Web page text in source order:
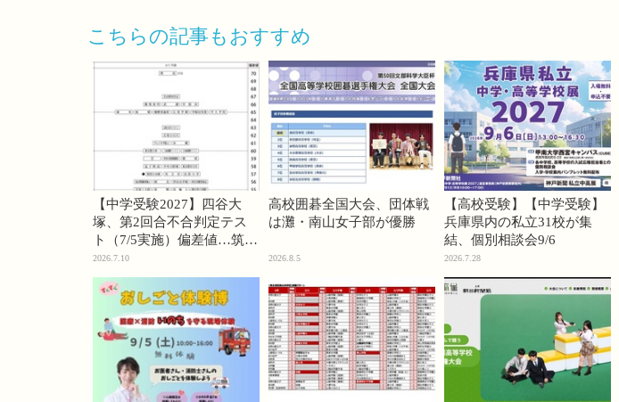
こちらの記事もおすすめ
【中学受験2027】四谷大
塚、第2回合不合判定テス
ト（7/5実施）偏差値…筑駒
74・桜蔭70＜PR＞
2026.7.10
高校囲碁全国大会、団体戦
は灘・南山女子部が優勝
2026.8.5
【高校受験】【中学受験】
兵庫県内の私立31校が集
結、個別相談会9/6
2026.7.28